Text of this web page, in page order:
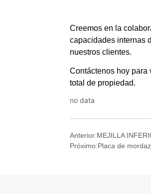
no data
Anterior:MEJILLA
Próximo:Placa de